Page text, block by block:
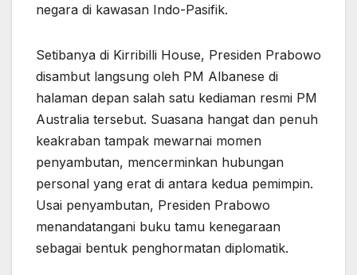
negara di kawasan Indo-Pasifik.
Setibanya di Kirribilli House, Presiden Prabowo
disambut langsung oleh PM Albanese di
halaman depan salah satu kediaman resmi PM
Australia tersebut. Suasana hangat dan penuh
keakraban tampak mewarnai momen
penyambutan, mencerminkan hubungan
personal yang erat di antara kedua pemimpin.
Usai penyambutan, Presiden Prabowo
menandatangani buku tamu kenegaraan
sebagai bentuk penghormatan diplomatik.